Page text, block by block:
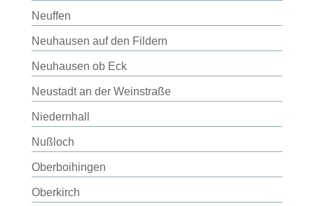
Neuffen
Neuhausen auf den Fildern
Neuhausen ob Eck
Neustadt an der Weinstraße
Niedernhall
Nußloch
Oberboihingen
Oberkirch